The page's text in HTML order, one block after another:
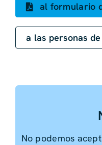
al formulario
a las personas
No podemos